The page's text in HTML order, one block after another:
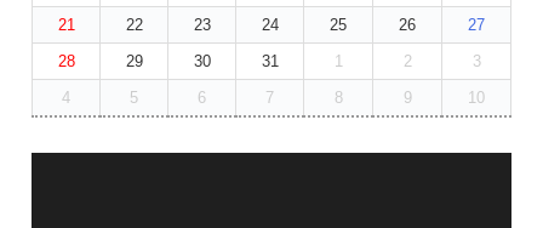
21
22 23 24 25 26
27
28
29 30 31 1 2
3
4
5 6 7 8 9 10